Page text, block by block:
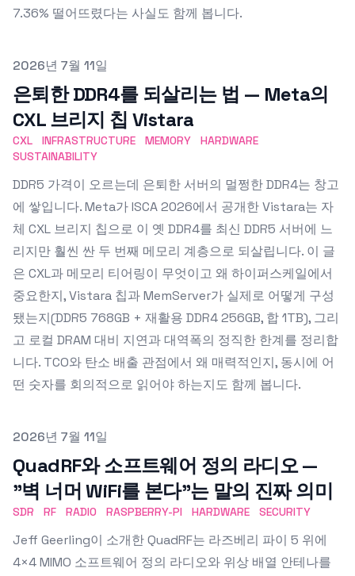
7.36% 떨어뜨렸다는 사실도 함께 봅니다.
Published on
2026년 7월 11일
은퇴한 DDR4를 되살리는 법 — Meta의
CXL 브리지 칩 Vistara
CXL INFRASTRUCTURE MEMORY
HARDWARE
SUSTAINABILITY
DDR5 가격이 오르는데 은퇴한 서버의 멀쩡한 DDR4는 창고
에 쌓입니다. Meta가 ISCA 2026에서 공개한 Vistara는 자
체 CXL 브리지 칩으로 이 옛 DDR4를 최신 DDR5 서버에 느
리지만 훨씬 싼 두 번째 메모리 계층으로 되살립니다. 이 글
은 CXL과 메모리 티어링이 무엇이고 왜 하이퍼스케일에서
중요한지, Vistara 칩과 MemServer가 실제로 어떻게 구성
됐는지(DDR5 768GB + 재활용 DDR4 256GB, 합 1TB), 그리
고 로컬 DRAM 대비 지연과 대역폭의 정직한 한계를 정리합
니다. TCO와 탄소 배출 관점에서 왜 매력적인지, 동시에 어
떤 숫자를 회의적으로 읽어야 하는지도 함께 봅니다.
Published on
2026년 7월 11일
QuadRF와 소프트웨어 정의 라디오 —
"벽 너머 WiFi를 본다"는 말의 진짜 의미
SDR RF RADIO RASPBERRY-PI HARDWARE SECURITY
Jeff Geerling이 소개한 QuadRF는 라즈베리 파이 5 위에
4×4 MIMO 소프트웨어 정의 라디오와 위상 배열 안테나를